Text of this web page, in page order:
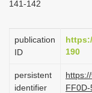
141-142
publication
ID
190
persistent
identifier